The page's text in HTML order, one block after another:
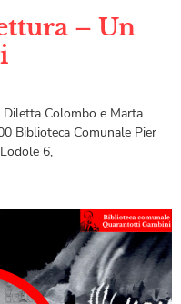
– Un
Colombo e Marta
Biblioteca Comunale Pier
6,